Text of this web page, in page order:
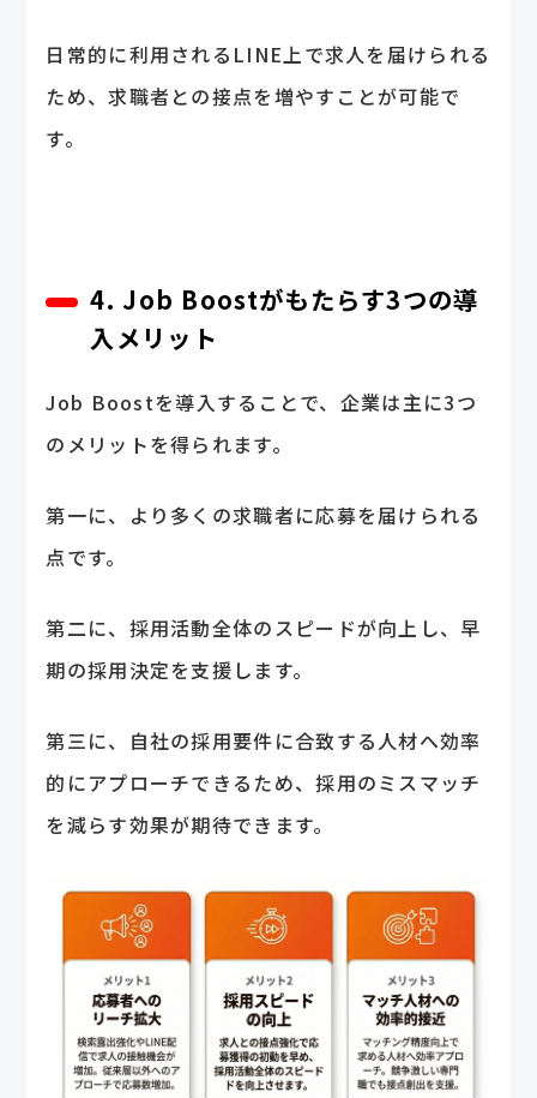
日常的に利用されるLINE上で求人を届けられる
ため、求職者との接点を増やすことが可能で
す。
4. Job Boostがもたらす3つの導
入メリット
Job Boostを導入することで、企業は主に3つ
のメリットを得られます。
第一に、より多くの求職者に応募を届けられる
点です。
第二に、採用活動全体のスピードが向上し、早
期の採用決定を支援します。
第三に、自社の採用要件に合致する人材へ効率
的にアプローチできるため、採用のミスマッチ
を減らす効果が期待できます。